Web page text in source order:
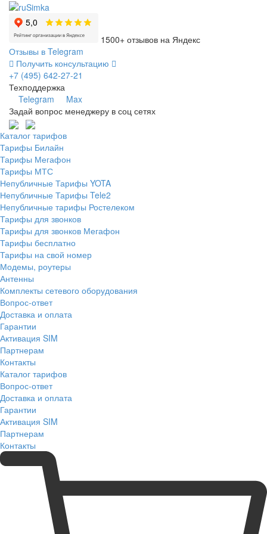
1500+ отзывов на Яндекс
Отзывы в Telegram
Получить консультацию
+7 (495) 642-27-21
Техподдержка
Telegram
Max
Задай вопрос менеджеру в соц сетях
Каталог тарифов
Тарифы Билайн
Тарифы Мегафон
Тарифы МТС
Непубличные Тарифы YOTA
Непубличные Тарифы Tele2
Непубличные тарифы Ростелеком
Тарифы для звонков
Тарифы для звонков Мегафон
Тарифы бесплатно
Тарифы на свой номер
Модемы, роутеры
Антенны
Комплекты сетевого оборудования
Вопрос-ответ
Доставка и оплата
Гарантии
Активация SIM
Партнерам
Контакты
Каталог тарифов
Вопрос-ответ
Доставка и оплата
Гарантии
Активация SIM
Партнерам
Контакты